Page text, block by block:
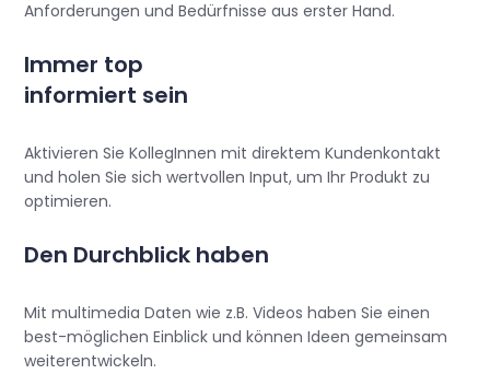
Anforderungen und Bedürfnisse aus erster Hand.
Immer top
informiert sein
Aktivieren Sie KollegInnen mit direktem Kundenkontakt
und holen Sie sich wertvollen Input, um Ihr Produkt zu
optimieren.
Den Durchblick haben
Mit multimedia Daten wie z.B. Videos haben Sie einen
best-möglichen Einblick und können Ideen gemeinsam
weiterentwickeln.